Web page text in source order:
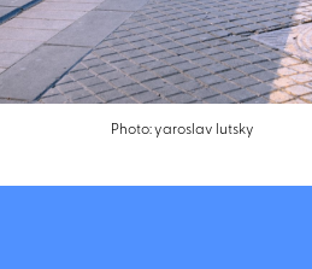
Photo: yaroslav lutsky